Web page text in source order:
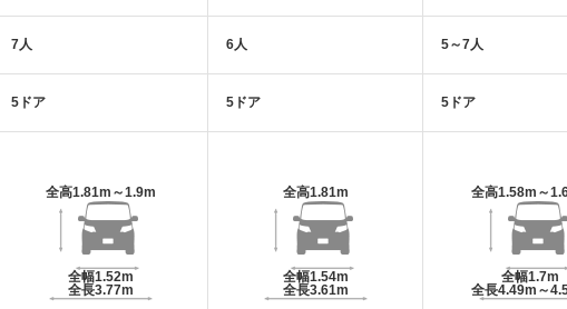
7人
5ドア
全高1.81m～1.9m
全幅1.52m
全長3.77m
6人
5ドア
全高1.81m
全幅1.54m
全長3.61m
5～7人
5ドア
全高1.58m～
全幅1.7m
全長4.49m～